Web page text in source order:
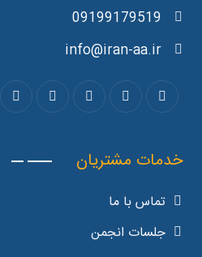
09199179519
info@iran-aa.ir
خدمات مشتریان
تماس با ما
جلسات انجمن